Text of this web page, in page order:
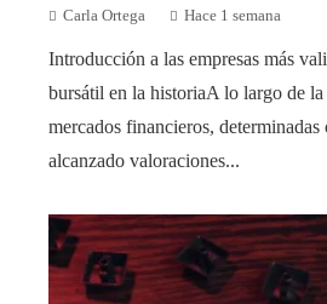
Carla Ortega Hace 1 semana
Introducción a las empresas más
bursátil en la historiaA lo largo de
mercados financieros, determinadas
alcanzado valoraciones...